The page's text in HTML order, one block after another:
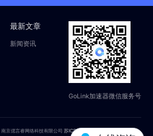
最新文章
新闻资讯
GoLink加速器微信服务号
京偲言睿网络科技有限公司苏ICP备18014251号-2